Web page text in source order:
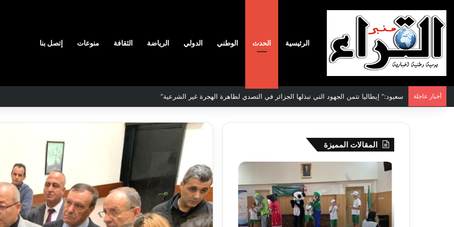
الرئيسية الحدث الوطني الدولي الرياضة الثقافة منوعات إتصل بنا
أخبار عاجلة الاتفاقية الأممية بشأن تغير المناخ :الجزائر تودع مساهمتها الوطنية المحددة لسنة 2026
المقالات المميزة
جيجل:
انطلاق
المخيم
لفائدة
2026-08-03
سطيف
يضم
المدافع
شمس